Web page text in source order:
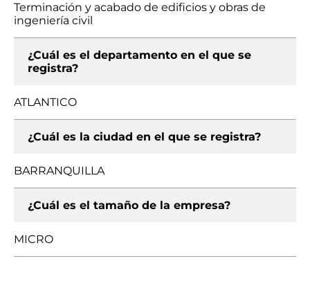
Terminación y acabado de edificios y obras de
ingeniería civil
¿Cuál es el departamento en el que se
registra?
ATLANTICO
¿Cuál es la ciudad en el que se registra?
BARRANQUILLA
¿Cuál es el tamaño de la empresa?
MICRO